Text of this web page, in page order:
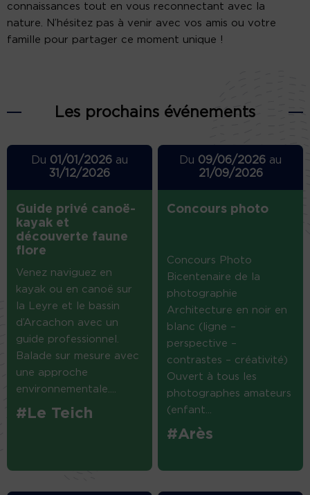
connaissances tout en vous reconnectant avec la
nature. N’hésitez pas à venir avec vos amis ou votre
famille pour partager ce moment unique !
Les prochains événements
Du 01/01/2026au
31/12/2026
Guide privé canoë-
kayak et
découverte faune
flore
Venez naviguez en
kayak ou en canoë sur
la Leyre et le bassin
d’Arcachon avec un
guide professionnel.
Balade sur mesure avec
une approche
environnementale....
#Le Teich
Du 09/06/2026 au
21/09/2026
Concours photo
Concours Photo
Bicentenaire de la
photographie
Architecture en noir en
blanc (ligne –
perspective –
contrastes – créativité)
Ouvert à tous les
photographes amateurs
(enfant...
#Arès